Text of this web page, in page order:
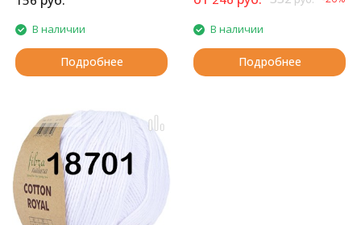
В наличии
Подробнее
В наличии
Подробнее